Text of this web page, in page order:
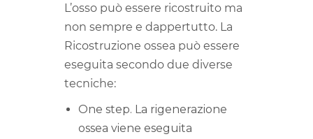
L’osso può essere ricostruito ma
non sempre e dappertutto. La
Ricostruzione ossea può essere
eseguita secondo due diverse
tecniche:
One step. La rigenerazione
ossea viene eseguita